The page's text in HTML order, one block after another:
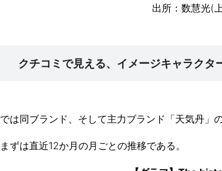
出所：数慧光(
クチコミで見える、イメージキャラクタ
では同ブランド、そして主力ブランド「天気丹」
まずは直近12か月の月ごとの推移である。